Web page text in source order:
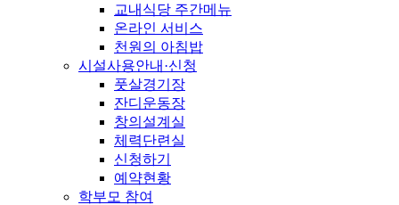
교내식당 주간메뉴
온라인 서비스
천원의 아침밥
시설사용안내·신청
풋살경기장
잔디운동장
창의설계실
체력단련실
신청하기
예약현황
학부모 참여